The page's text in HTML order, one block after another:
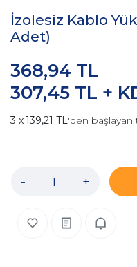
İzolesiz Kablo
Adet)
307,45 TL +
368,94 TL
139,21 TL'den başlayan
- +